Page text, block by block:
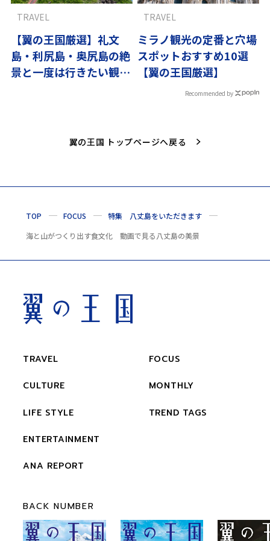
【翼の王国厳選】礼文
島・利尻島・奥尻島の絶
景と一度は行きたい観光
TRAVEL
ミラノ観光の定番と穴場
スポットおすすめ10選
【翼の王国厳選】
TRAVEL
Recommended by
翼の王国 トップページへ戻る
TOP FOCUS
特集 八丈島をいただきます
海と山がつくり出す食文化 動画で見る八丈島の美景
TRAVEL
CULTURE
LIFE STYLE
ENTERTAINMENT
ANA REPORT
FOCUS
MONTHLY
TREND TAGS
BACK NUMBER